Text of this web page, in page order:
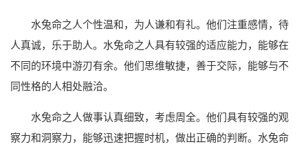
水兔命之人个性温和，为人谦和有礼。他们注重感情，待
人真诚，乐于助人。水兔命之人具有较强的适应能力，能够在
不同的环境中游刃有余。他们思维敏捷，善于交际，能够与不
同性格的人相处融洽。
水兔命之人做事认真细致，考虑周全。他们具有较强的观
察力和洞察力，能够迅速把握时机，做出正确的判断。水兔命